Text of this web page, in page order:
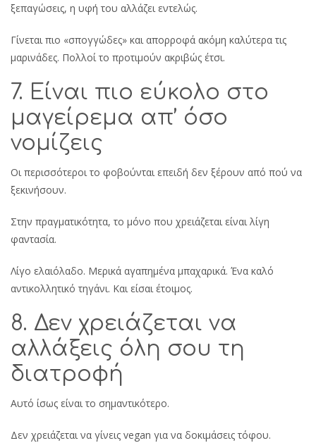
ξεπαγώσεις, η υφή του αλλάζει εντελώς.
Γίνεται πιο «σπογγώδες» και απορροφά ακόμη καλύτερα τις
μαρινάδες. Πολλοί το προτιμούν ακριβώς έτσι.
7. Είναι πιο εύκολο στο
μαγείρεμα απ’ όσο
νομίζεις
Οι περισσότεροι το φοβούνται επειδή δεν ξέρουν από πού να
ξεκινήσουν.
Στην πραγματικότητα, το μόνο που χρειάζεται είναι λίγη
φαντασία.
Λίγο ελαιόλαδο. Μερικά αγαπημένα μπαχαρικά. Ένα καλό
αντικολλητικό τηγάνι. Και είσαι έτοιμος.
8. Δεν χρειάζεται να
αλλάξεις όλη σου τη
διατροφή
Αυτό ίσως είναι το σημαντικότερο.
Δεν χρειάζεται να γίνεις vegan για να δοκιμάσεις τόφου.